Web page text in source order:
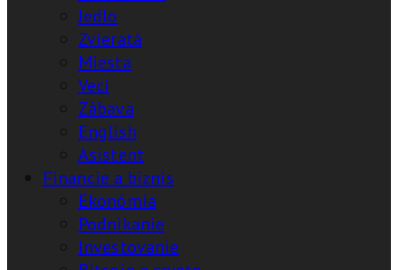
Jedlo
Zvieratá
Miesta
Veci
Zábava
English
Asistent
Financie a biznis
Ekonómia
Podnikanie
Investovanie